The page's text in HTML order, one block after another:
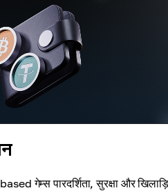
गेम्स पारदर्शिता, सुरक्षा और